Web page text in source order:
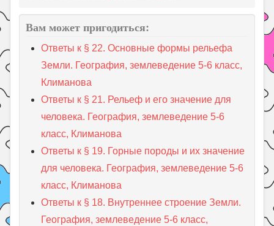
Вам может пригодиться:
Ответы к § 22. Основные формы рельефа
Земли. География, землеведение 5-6 класс,
Климанова
Ответы к § 21. Рельеф и его значение для
человека. География, землеведение 5-6
класс, Климанова
Ответы к § 19. Горные породы и их значение
для человека. География, землеведение 5-6
класс, Климанова
Ответы к § 18. Внутреннее строение Земли.
География, землеведение 5-6 класс,